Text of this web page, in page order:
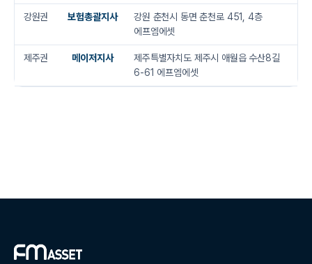
강원권 보험총괄지사
강원 춘천시 동면 춘천로 451, 4층
에프엠에셋
제주권 메이저지사
제주특별자치도 제주시 애월읍 수산8길
6-61 에프엠에셋